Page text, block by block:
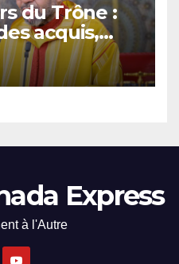
du Trône :
acquis,
et
Express
à l'Autre